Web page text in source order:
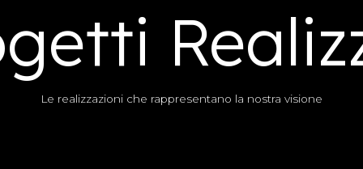
Le realizzazioni che rappresentano la nostra visione